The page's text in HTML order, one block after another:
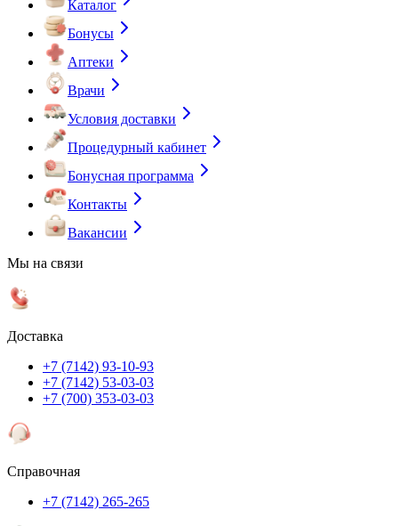
Каталог
Бонусы
Аптеки
Врачи
Условия доставки
Процедурный кабинет
Бонусная программа
Контакты
Вакансии
Мы на связи
Доставка
+7 (7142) 93-10-93
+7 (7142) 53-03-03
+7 (700) 353-03-03
Справочная
+7 (7142) 265-265